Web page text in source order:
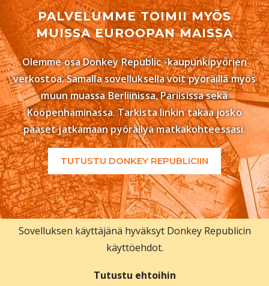
PALVELUMME TOIMII MYÖS
MUISSA EUROOPAN MAISSA
Olemme osa Donkey Republic -kaupunkipyörien
verkostoa. Samalla sovelluksella voit pyöräillä myös
muun muassa Berliinissa, Pariisissa sekä
Kööpenhaminassa. Tarkista linkin takaa josko
pääset jatkamaan pyöräilyä matkakohteessasi.
TUTUSTU DONKEY REPUBLICIIN
Sovelluksen käyttäjänä hyväksyt Donkey Republicin
käyttöehdot.
Tutustu ehtoihin